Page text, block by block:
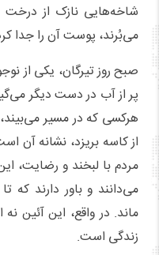
شاخه‌هایی نازک از درخت
می‌بُرند، پوست آن را جدا
صبح روز تیرگان، یکی از
پر از آب در دست دیگر
هرکسی که در مسیر
از کاسه بریزد، نشانه آن
مردم با لبخند و رضایت،
می‌دانند و باور دارند
ماند. در واقع، این آئین
زندگی است.